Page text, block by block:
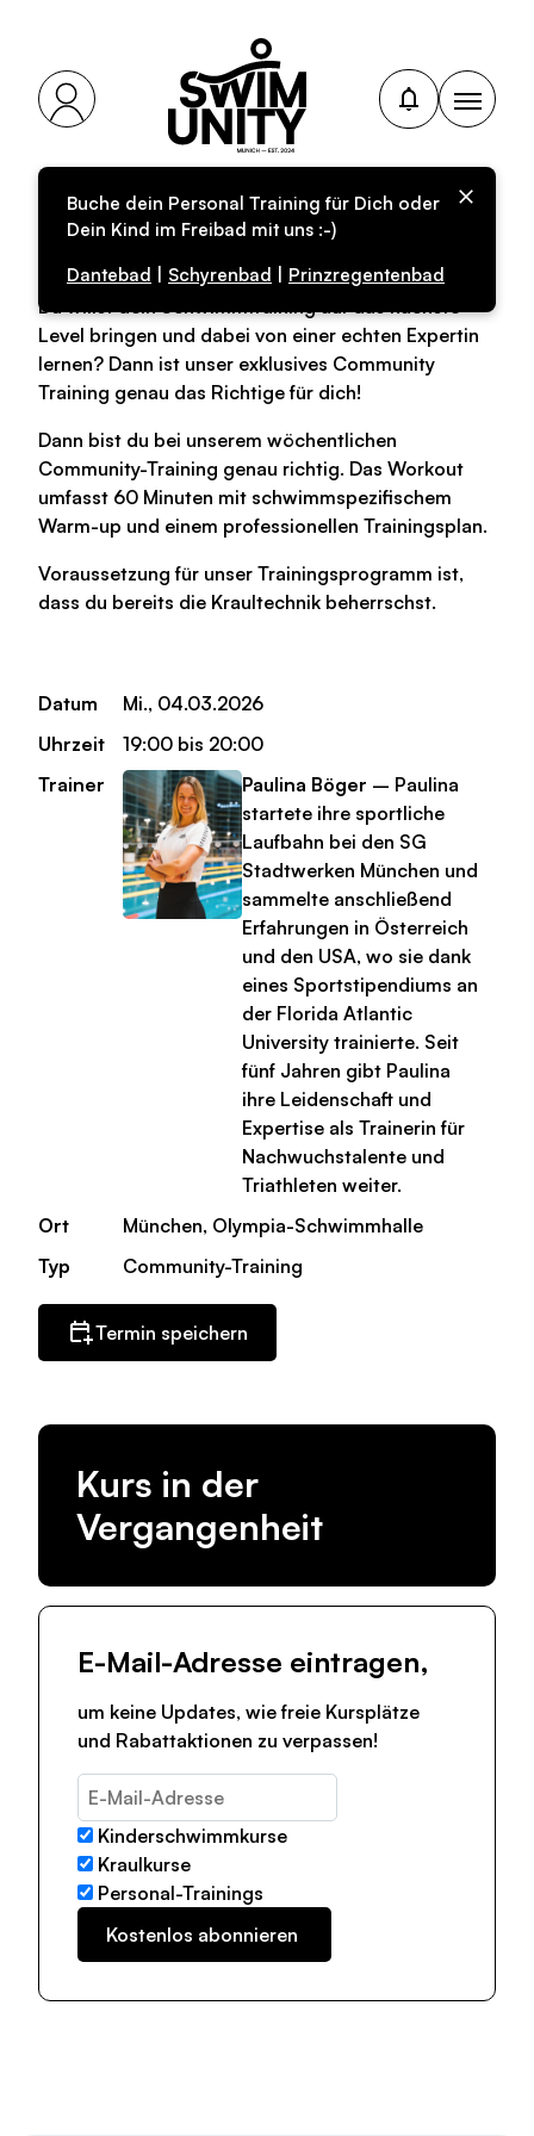
Buche dein Personal Training für Dich oder
Dein Kind im Freibad mit uns :-)
Dantebad
Schyrenbad Prinzregentenbad
Community-Training
Du willst dein Schwimmtraining auf das nächste
Level bringen und dabei von einer echten Expertin
lernen? Dann ist unser exklusives Community
Training genau das Richtige für dich!
Dann bist du bei unserem wöchentlichen
Community-Training genau richtig. Das Workout
umfasst 60 Minuten mit schwimmspezifischem
Warm-up und einem professionellen Trainingsplan.
Voraussetzung für unser Trainingsprogramm ist,
dass du bereits die Kraultechnik beherrschst.
Datum
Mi., 04.03.2026
Uhrzeit
19:00 bis 20:00
Trainer
Paulina Böger – Paulina
startete ihre sportliche
Laufbahn bei den SG
Stadtwerken München und
sammelte anschließend
Erfahrungen in Österreich
und den USA, wo sie dank
eines Sportstipendiums an
der Florida Atlantic
University trainierte. Seit
fünf Jahren gibt Paulina
ihre Leidenschaft und
Expertise als Trainerin für
Nachwuchstalente und
Triathleten weiter.
Ort
München, Olympia-Schwimmhalle
Typ
Community-Training
Termin speichern
Kurs in der
Vergangenheit
E-Mail-Adresse eintragen,
um keine Updates, wie freie Kursplätze
und Rabattaktionen zu verpassen!
Kinderschwimmkurse
Kraulkurse
Personal-Trainings